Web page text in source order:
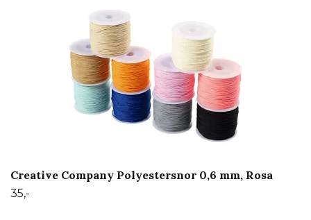
Creative Company Polyestersnor 0,6 mm, Rosa
35,-